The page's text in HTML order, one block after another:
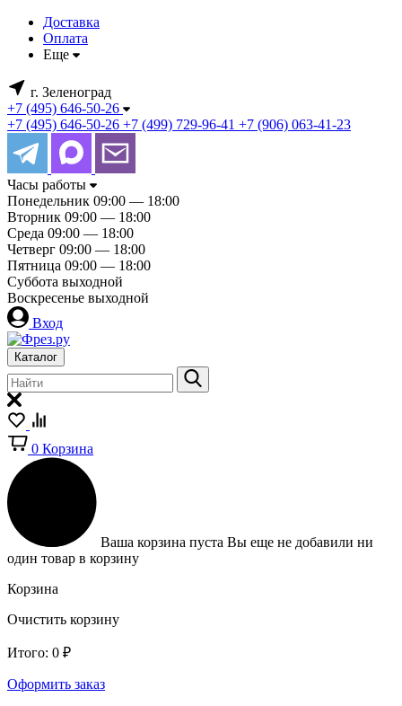
Доставка
Оплата
Еще
г. Зеленоград
+7 (495) 646-50-26
+7 (495) 646-50-26 +7 (499) 729-96-41 +7 (906) 063-41-23
Часы работы
Понедельник 09:00 — 18:00
Вторник 09:00 — 18:00
Среда 09:00 — 18:00
Четверг 09:00 — 18:00
Пятница 09:00 — 18:00
Суббота выходной
Воскресенье выходной
Вход
Каталог
0 Корзина
Ваша корзина пуста Вы еще не добавили ни
один товар в корзину
Корзина
Очистить корзину
Итого: 0 ₽
Оформить заказ